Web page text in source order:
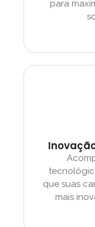
para
que suas
mais